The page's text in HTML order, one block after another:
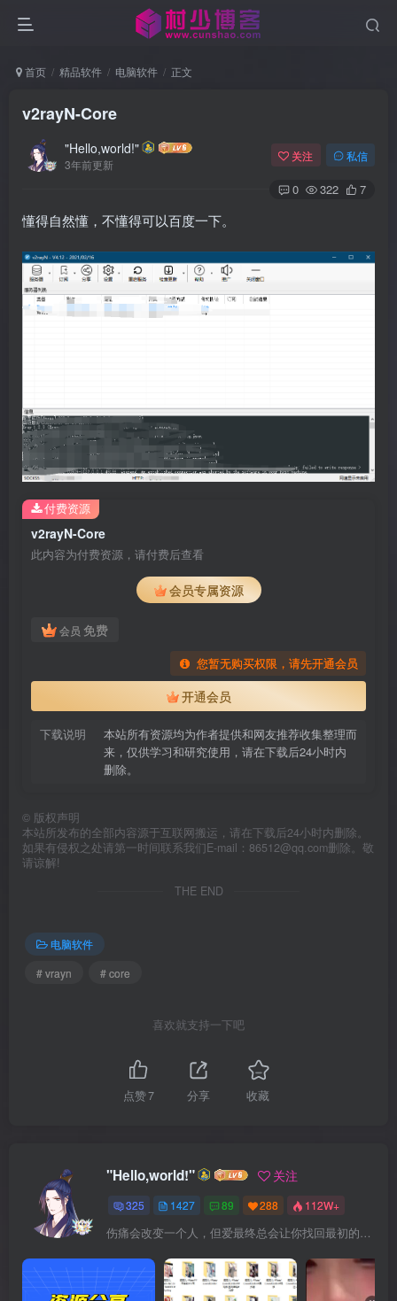
首页 精品软件 电脑软件 正文
v2rayN-Core
"Hello,world!"
3年前更新
关注 私信
0 322 7
懂得自然懂，不懂得可以百度一下。
v2rayN-Core
此内容为付费资源，请付费后查看
会员专属资源
会员 免费
您暂无购买权限，请先开通会员
开通会员
下载说明
本站所有资源均为作者提供和网友推荐收集整理而
来，仅供学习和研究使用，请在下载后24小时内
删除。
付费资源
© 版权声明
本站所发布的全部内容源于互联网搬运，请在下载后24小时内删除。
如果有侵权之处请第一时间联系我们E-mail：86512@qq.com删除。敬
请谅解!
THE END
电脑软件
# vrayn
# core
喜欢就支持一下吧
点赞7 分享 收藏
"Hello,world!" 关注
325 1427 89 288 112W+
伤痛会改变一个人，但爱最终总会让你找回最初的自己